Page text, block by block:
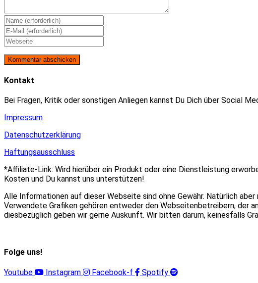
Gib
deinen
Namen
oder
Benutzernamen
zum
Kommentieren
ein
Gib
deine
E-
Mail-
Adresse
zum
ein
Gib
Website-
ein
Kontakt
Bei Fragen, Kritik oder sonstigen Anliegen kannst Du Dich über Social
Impressum
Datenschutzerklärung
Haftungsausschluss
*Affiliate-Link: Wird hierüber ein Produkt oder eine Dienstleistung
Kosten und Du kannst uns unterstützen!
Alle Informationen auf dieser Webseite sind ohne Gewähr. Natürlich
Verwendete Grafiken gehören entweder den Webseitenbetreibern, der
diesbezüglich geben wir gerne Auskunft. Wir bitten darum, keinesfalls
Folge uns!
Youtube Instagram Facebook-f Spotify